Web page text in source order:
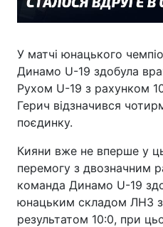
У матчі юнацького
Динамо U-19 здобула
Рухом U-19 з рахунком
Герич відзначився
поєдинку.
Кияни вже не вперше у
перемогу з двозначним
команда Динамо U-19
юнацьким складом ЛНЗ
результатом 10:0, при